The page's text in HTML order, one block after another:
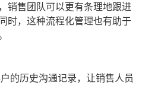
销售团队可以更有条理地跟进
时，这种流程化管理也有助于
的历史沟通记录，让销售人员